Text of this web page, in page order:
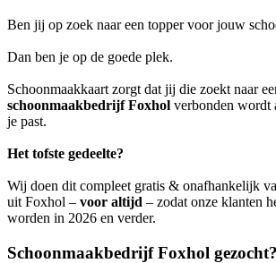
Ben jij op zoek naar een topper voor jouw
Dan ben je op de goede plek.
Schoonmaakkaart zorgt dat jij die zoekt naar
schoonmaakbedrijf Foxhol verbonden wordt
je past.
Het tofste gedeelte?
Wij doen dit compleet gratis & onafhankelijk
uit Foxhol – voor altijd – zodat onze klanten
worden in 2026 en verder.
Schoonmaakbedrijf Foxhol gezocht?